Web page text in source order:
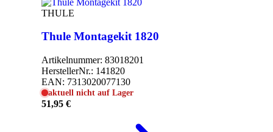
THULE
Thule Montagekit 1820
Artikelnummer: 83018201
HerstellerNr.: 141820
EAN: 7313020077130
aktuell nicht auf Lager
51,95 €